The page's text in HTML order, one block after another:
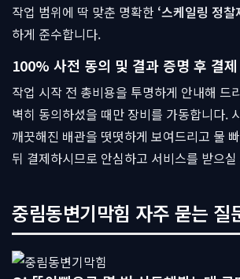
작업 범위에 딱 맞춘 명확한 ‘스케일링 정찰
하게 준수합니다.
100% 사전 동의 및 결과 증명 후 결제
작업 시작 전 총비용을 투명하게 안내해 드
벽히 동의하셨을 때만 장비를 가동합니다.
깨끗해진 배관을 떳떳하게 보여드리고 물
뒤 결제하시므로 안심하고 서비스를 받으
중림동변기막힘 자주 묻는 질